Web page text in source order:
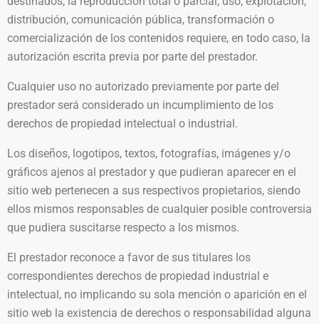
distribución, comunicación pública, transformación o
comercialización de los contenidos requiere, en todo caso, la
autorización escrita previa por parte del prestador.
Cualquier uso no autorizado previamente por parte del
prestador será considerado un incumplimiento de los
derechos de propiedad intelectual o industrial.
Los diseños, logotipos, textos, fotografías, imágenes y/o
gráficos ajenos al prestador y que pudieran aparecer en el
sitio web pertenecen a sus respectivos propietarios, siendo
ellos mismos responsables de cualquier posible controversia
que pudiera suscitarse respecto a los mismos.
El prestador reconoce a favor de sus titulares los
correspondientes derechos de propiedad industrial e
intelectual, no implicando su sola mención o aparición en el
sitio web la existencia de derechos o responsabilidad alguna